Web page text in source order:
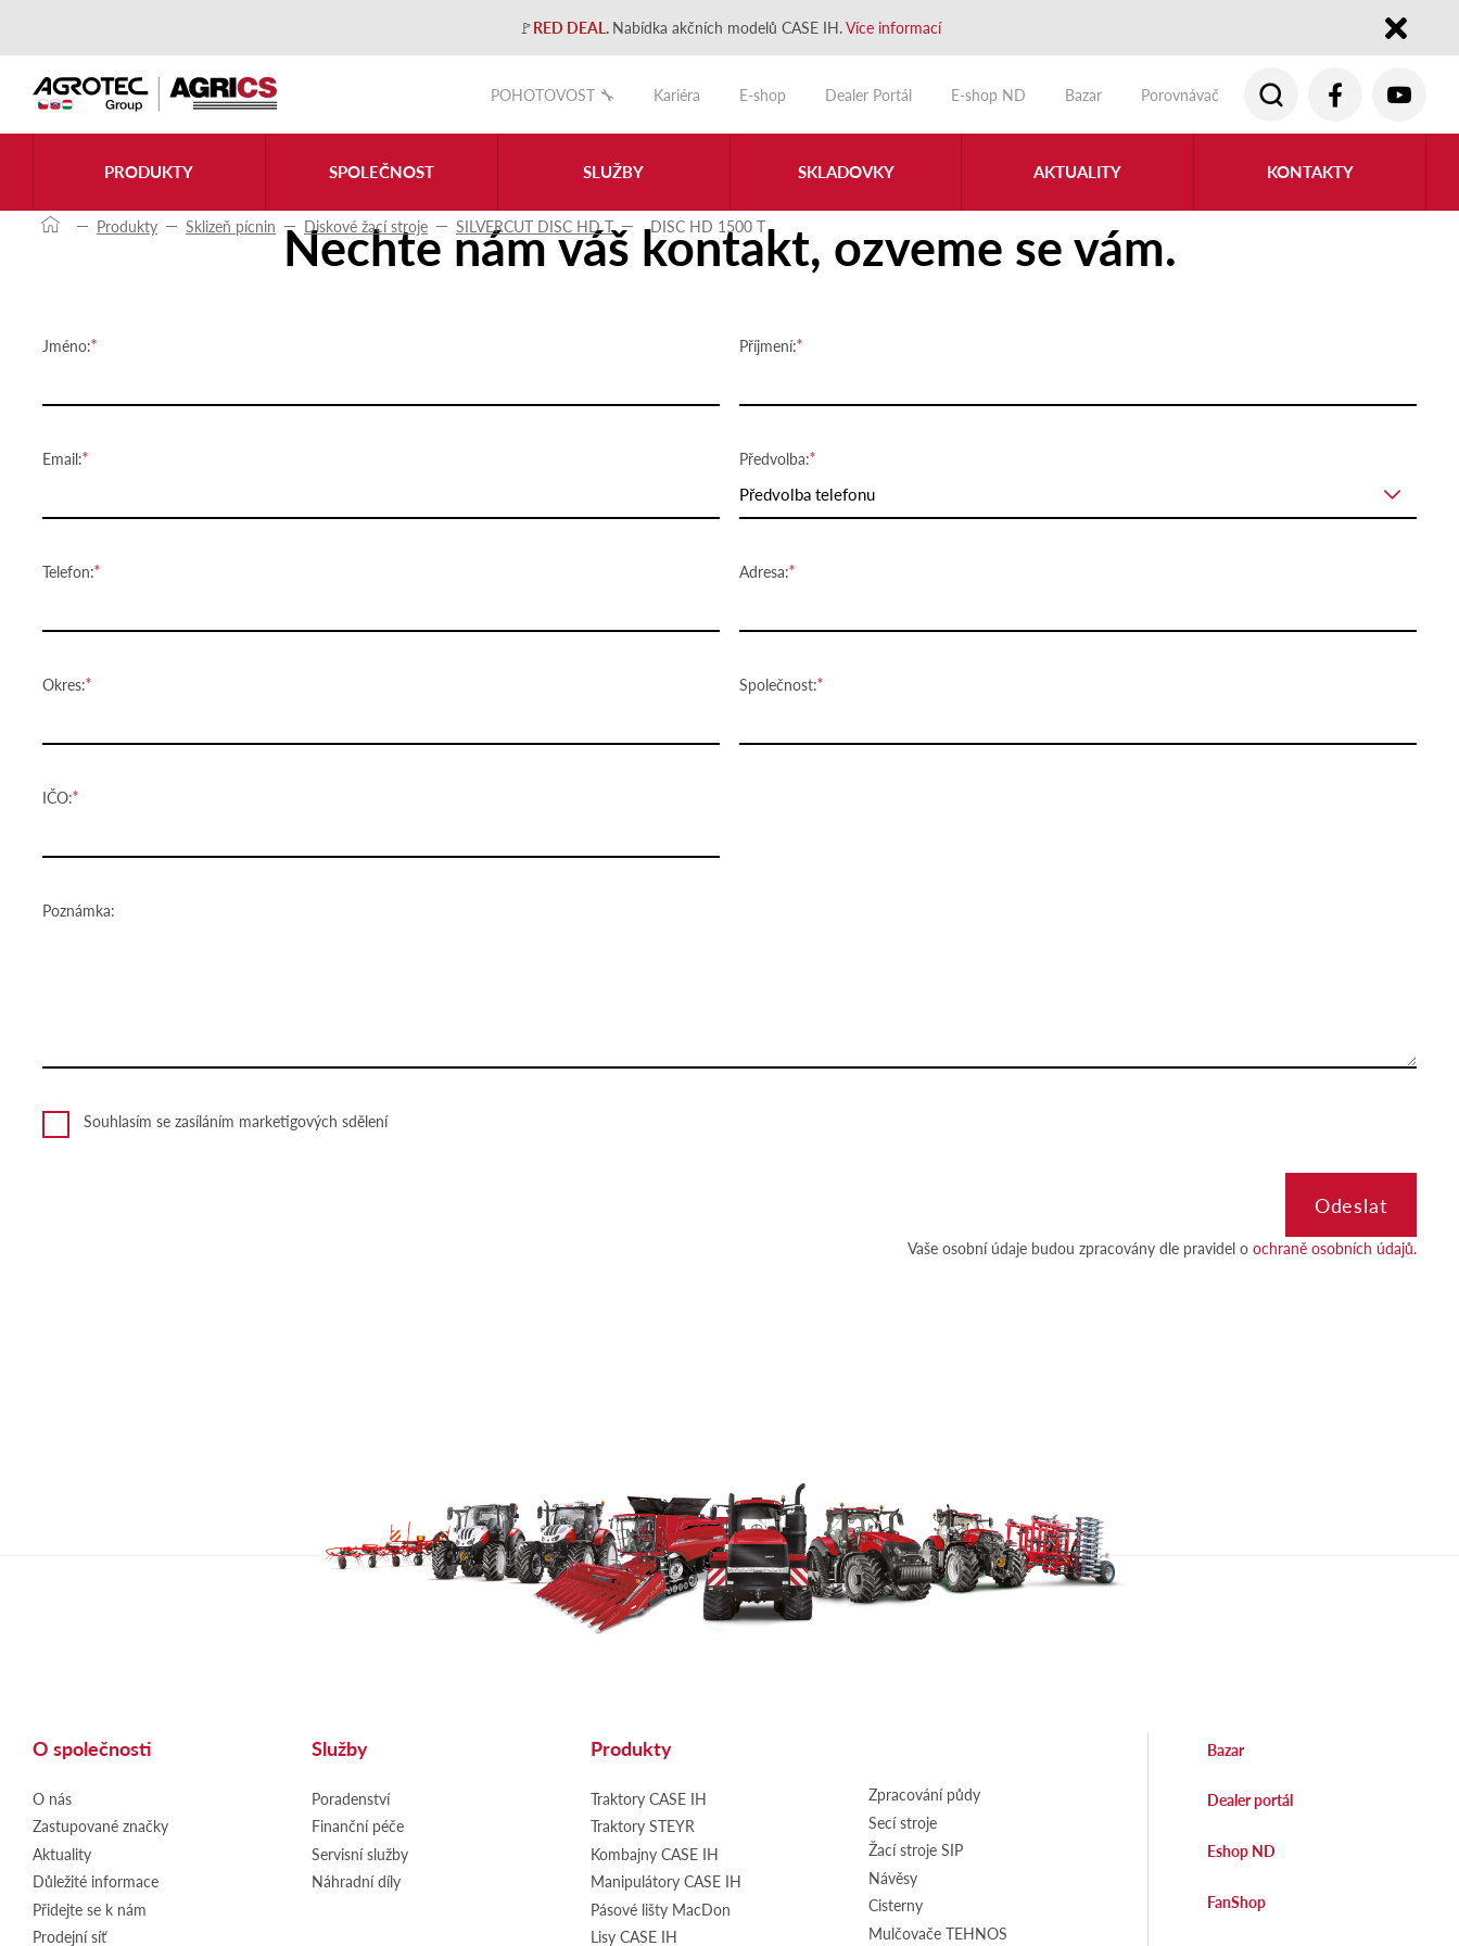
🚩RED DEAL. Nabídka akčních modelů CASE IH.Více informací
POHOTOVOST 🔧
Kariéra E-shop Dealer Portál E-shop ND Bazar Porovnávač
PRODUKTY SPOLEČNOST SLUŽBY SKLADOVKY AKTUALITY KONTAKTY
Produkty Sklizeň pícnin Diskové žací stroje SILVERCUT DISC HD T DISC HD 1500 T
Kontaktujte nás
Nechte nám váš kontakt, ozveme se vám.
Jméno: Příjmení:
Email: Předvolba:
Předvolba telefonu
Telefon: Adresa:
Okres: Společnost:
IČO:
Poznámka:
Souhlasím se zasíláním marketigových sdělení
Vaše osobní údaje budou zpracovány dle pravidel o ochraně osobních údajů.
O společnosti
O nás
Zastupované značky
Aktuality
Důležité informace
Přidejte se k nám
Prodejní síť
Služby
Poradenství
Finanční péče
Servisní služby
Náhradní díly
Produkty
Traktory CASE IH
Traktory STEYR
Kombajny CASE IH
Manipulátory CASE IH
Pásové lišty MacDon
Lisy CASE IH
Zpracování půdy
Secí stroje
Žací stroje SIP
Návěsy
Cisterny
Mulčovače TEHNOS
Bazar
Dealer portál
Eshop ND
FanShop